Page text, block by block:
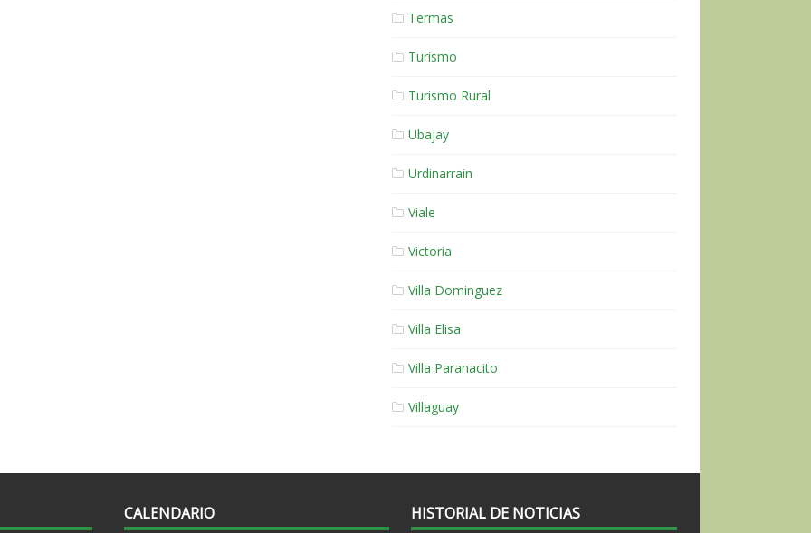
Termas
Turismo
Turismo Rural
Ubajay
Urdinarrain
Viale
Victoria
Villa Dominguez
Villa Elisa
Villa Paranacito
Villaguay
CALENDARIO HISTORIAL DE NOTICIAS